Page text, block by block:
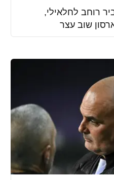
רוחב לחלאילי,
שוב עצר